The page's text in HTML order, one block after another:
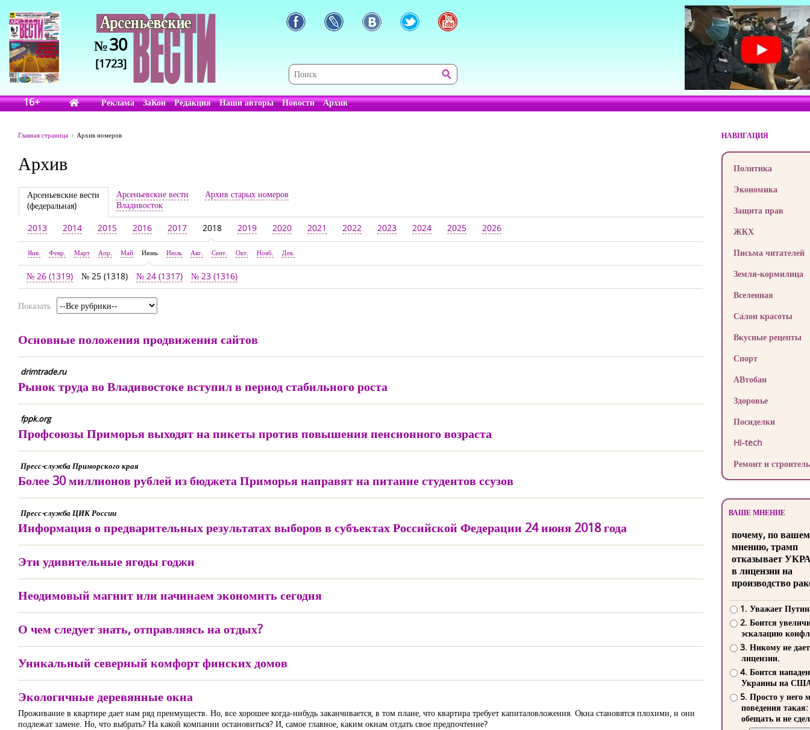
№30
[1723]
16+ Реклама ЗаКон Редакция Наши авторы Новости Архив
Главная страница Архив номеров
Архив
Арсеньевские вести
(федеральная)
Арсеньевские вести
Владивосток
Архив старых номеров
2013 2014 2015 2016 2017 2018 2019 2020 2021 2022 2023 2024 2025 2026
Янв. Февр. Март Апр. Май Июнь Июль Авг. Сент. Окт. Нояб. Дек.
№ 26 (1319) № 25 (1318) № 24 (1317) № 23 (1316)
Показать
Основные положения продвижения сайтов
drimtrade.ru
Рынок труда во Владивостоке вступил в период стабильного роста
fppk.org
Профсоюзы Приморья выходят на пикеты против повышения пенсионного возраста
Пресс-служба Приморского края
Более 30 миллионов рублей из бюджета Приморья направят на питание студентов ссузов
Пресс-служба ЦИК России
Информация о предварительных результатах выборов в субъектах Российской Федерации 24 июня 2018 года
Эти удивительные ягоды годжи
Неодимовый магнит или начинаем экономить сегодня
О чем следует знать, отправляясь на отдых?
Уникальный северный комфорт финских домов
Экологичные деревянные окна
Проживание в квартире дает нам ряд преимуществ. Но, все хорошее когда-нибудь заканчивается, в том плане, что квартира требует капиталовложения. Окна становятся плохими, и они
подлежат замене. Но, что выбрать? На какой компании остановиться? И, самое главное, каким окнам отдать свое предпочтение?
НАВИГАЦИЯ
Политика
Экономика
Защита прав
ЖКХ
Письма читателей
Земля-кормилица
Вселенная
Салон красоты
Вкусные рецепты
Спорт
АВтобан
Здоровье
Посиделки
Hi-tech
Ремонт и
ВАШЕ МНЕНИЕ
почему, по
мнению, трамп
отказывает
в лицензии на
производство
1. Уважает
2. Боится
эскалацию
3. Никому не
лицензии.
4. Боится
Украины на
5. Просто у него
поведения такая:
обещать и не